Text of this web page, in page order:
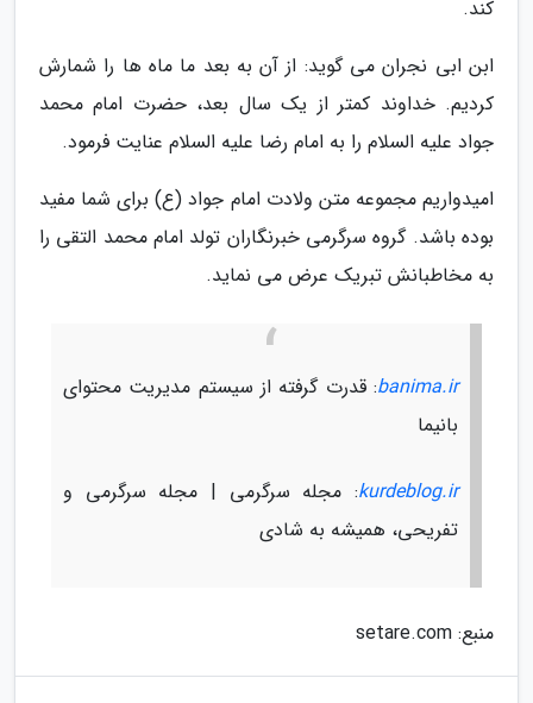
کند.
ابن ابی نجران می گوید: از آن به بعد ما ماه ها را شمارش
کردیم. خداوند کمتر از یک سال بعد، حضرت امام محمد
جواد علیه السلام را به امام رضا علیه السلام عنایت فرمود.
امیدواریم مجموعه متن ولادت امام جواد (ع) برای شما مفید
بوده باشد. گروه سرگرمی خبرنگاران تولد امام محمد التقی را
به مخاطبانش تبریک عرض می نماید.
banima.ir: قدرت گرفته از سیستم مدیریت محتوای
بانیما
kurdeblog.ir: مجله سرگرمی | مجله سرگرمی و
تفریحی، همیشه به شادی
منبع: setare.com